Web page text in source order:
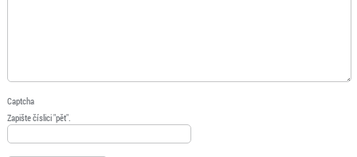
Captcha
Zapište číslici "pět".